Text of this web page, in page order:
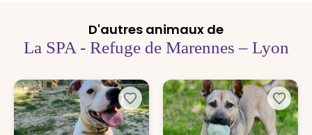
D'autres animaux de
La SPA - Refuge de Marennes – Lyon